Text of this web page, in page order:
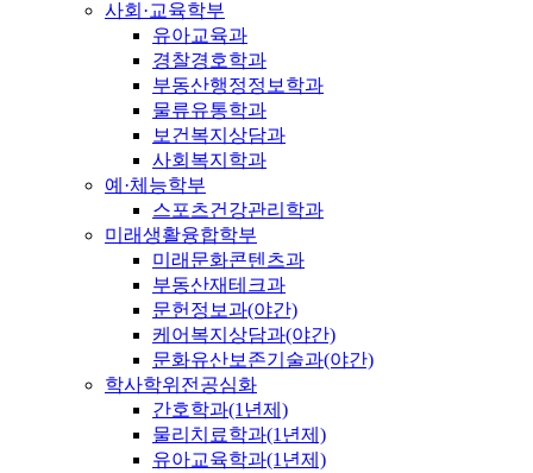
사회·교육학부
유아교육과
경찰경호학과
부동산행정정보학과
물류유통학과
보건복지상담과
사회복지학과
예·체능학부
스포츠건강관리학과
미래생활융합학부
미래문화콘텐츠과
부동산재테크과
문헌정보과(야간)
케어복지상담과(야간)
문화유산보존기술과(야간)
학사학위전공심화
간호학과(1년제)
물리치료학과(1년제)
유아교육학과(1년제)